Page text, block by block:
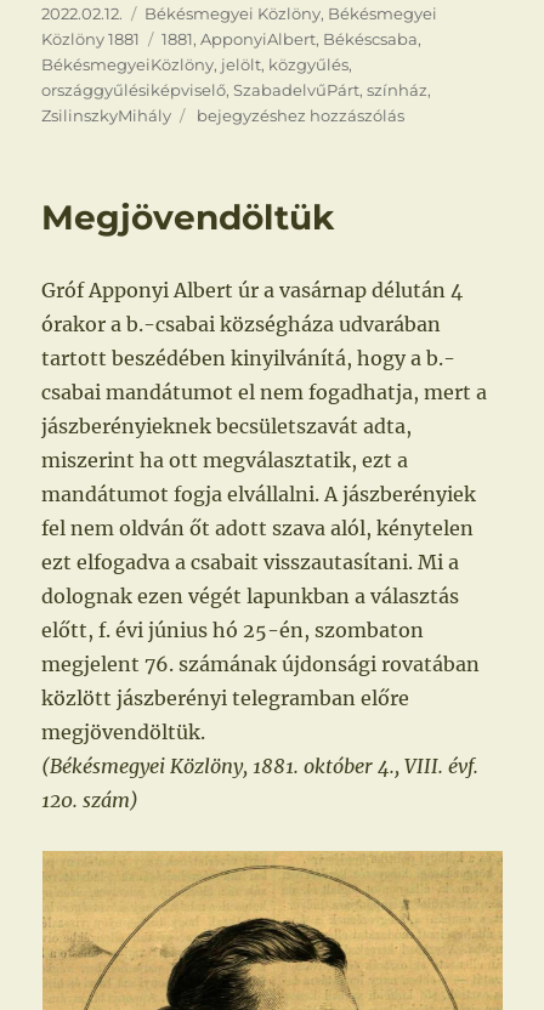
Közzétéve
2022.02.12. Kategória
Békésmegyei Közlöny, Békésmegyei
Közlöny 1881
Címke
1881,ApponyiAlbert, Békéscsaba,
BékésmegyeiKözlöny, jelölt, közgyűlés,
országgyűlésiképviselő,SzabadelvűPárt,színház,
ZsilinszkyMihály
Zsilinszky
bejegyzéshez hozzászólás
Megjövendöltük
Gróf Apponyi Albert úr a vasárnap délután 4
órakor a b.-csabai községháza udvarában
tartott beszédében kinyilvánítá, hogy a b.-
csabai mandátumot el nem fogadhatja, mert a
jászberényieknek becsületszavát adta,
miszerint ha ott megválasztatik, ezt a
mandátumot fogja elvállalni. A jászberényiek
fel nem oldván őt adott szava alól, kénytelen
ezt elfogadva a csabait visszautasítani. Mi a
dolognak ezen végét lapunkban a választás
előtt, f. évi június hó 25-én, szombaton
megjelent 76. számának újdonsági rovatában
közlött jászberényi telegramban előre
megjövendöltük.
(Békésmegyei Közlöny, 1881. október 4., VIII. évf.
120. szám)